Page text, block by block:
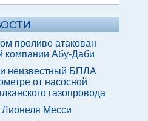
проливе атакован
компании Абу-Даби
неизвестный БПЛА
от насосной
газопровода
Месси